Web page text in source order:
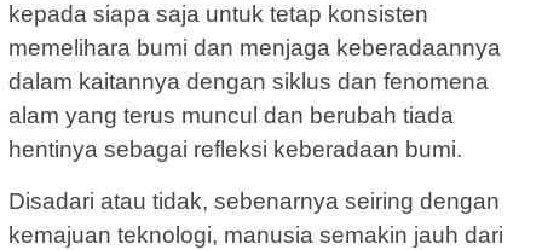
kepada siapa saja untuk tetap konsisten
memelihara bumi dan menjaga keberadaannya
dalam kaitannya dengan siklus dan fenomena
alam yang terus muncul dan berubah tiada
hentinya sebagai refleksi keberadaan bumi.
Disadari atau tidak, sebenarnya seiring dengan
kemajuan teknologi, manusia semakin jauh dari